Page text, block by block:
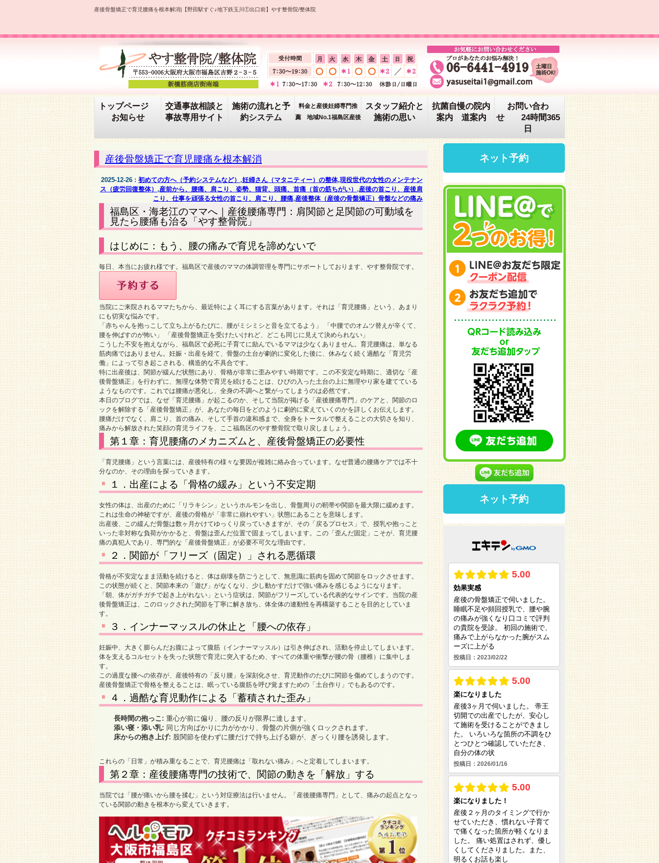
産後骨盤矯正で育児腰痛を根本解消|【野田駅すぐ♪地下鉄玉川①出口前】やす整骨院/整体院
トップページ
お知らせ
交通事故相談と
事故専用サイト
施術の流れと予
約システム
料金と産後妊婦専門推
薦 地域No.1福島区産後
スタッフ紹介と
施術の思い
抗菌自慢の院内
案内 道案内
お問い合わ
せ 24時間365
日
産後骨盤矯正で育児腰痛を根本解消
2025-12-26 : 初めての方へ（予約システムなど） ,妊婦さん（マタニティー）の整体,現役世代の女性のメンテナン
ス（疲労回復整体） ,産前から、腰痛、肩こり、姿勢、猫背、頭痛、首痛（首の筋ちがい） ,産後の首こり、産後肩
こり、仕事を頑張る女性の首こり、肩こり、腰痛,産後整体（産後の骨盤矯正）骨盤などの痛み
福島区・海老江のママへ｜産後腰痛専門：肩関節と足関節の可動域を
見たら腰痛も治る「やす整骨院」
はじめに：もう、腰の痛みで育児を諦めないで
毎日、本当にお疲れ様です。福島区で産後のママの体調管理を専門にサポートしております、やす整骨院です。
当院にご来院されるママたちから、最近特によく耳にする言葉があります。それは「育児腰痛」という、あまり
にも切実な悩みです。
「赤ちゃんを抱っこして立ち上がるたびに、腰がミシミシと音を立てるよう」 「中腰でのオムツ替えが辛くて、
腰を伸ばすのが怖い」 「産後骨盤矯正を受けたいけれど、どこも同じに見えて決められない」
こうした不安を抱えながら、福島区で必死に子育てに励んでいるママは少なくありません。育児腰痛は、単なる
筋肉痛ではありません。妊娠・出産を経て、骨盤の土台が劇的に変化した後に、休みなく続く過酷な「育児労
働」によって引き起こされる、構造的な不具合です。
特に出産後は、関節が緩んだ状態にあり、骨格が非常に歪みやすい時期です。この不安定な時期に、適切な「産
後骨盤矯正」を行わずに、無理な体勢で育児を続けることは、ひびの入った土台の上に無理やり家を建てている
ようなものです。これでは腰痛が悪化し、全身の不調へと繋がってしまうのは必然です。
本日のブログでは、なぜ「育児腰痛」が起こるのか、そして当院が掲げる「産後腰痛専門」のケアと、関節のロ
ックを解除する「産後骨盤矯正」が、あなたの毎日をどのように劇的に変えていくのかを詳しくお伝えします。
腰痛だけでなく、肩こり、首の痛み、そして手首の違和感まで、全身をトータルで整えることの大切さを知り、
痛みから解放された笑顔の育児ライフを、ここ福島区のやす整骨院で取り戻しましょう。
第１章：育児腰痛のメカニズムと、産後骨盤矯正の必要性
「育児腰痛」という言葉には、産後特有の様々な要因が複雑に絡み合っています。なぜ普通の腰痛ケアでは不十
分なのか、その理由を探っていきます。
１．出産による「骨格の緩み」という不安定期
女性の体は、出産のために「リラキシン」というホルモンを出し、骨盤周りの靭帯や関節を最大限に緩めます。
これは生命の神秘ですが、産後の骨格が「非常に崩れやすい」状態にあることを意味します。
出産後、この緩んだ骨盤は数ヶ月かけてゆっくり戻っていきますが、その「戻るプロセス」で、授乳や抱っこと
いった非対称な負荷がかかると、骨盤は歪んだ位置で固まってしまいます。この「歪んだ固定」こそが、育児腰
痛の真犯人であり、専門的な「産後骨盤矯正」が必要不可欠な理由です。
２．関節が「フリーズ（固定）」される悪循環
骨格が不安定なまま活動を続けると、体は崩壊を防ごうとして、無意識に筋肉を固めて関節をロックさせます。
この状態が続くと、関節本来の「遊び」がなくなり、少し動かすだけで強い痛みを感じるようになります。
「朝、体がガチガチで起き上がれない」という症状は、関節がフリーズしている代表的なサインです。当院の産
後骨盤矯正は、このロックされた関節を丁寧に解き放ち、体全体の連動性を再構築することを目的としていま
す。
３．インナーマッスルの休止と「腰への依存」
妊娠中、大きく膨らんだお腹によって腹筋（インナーマッスル）は引き伸ばされ、活動を停止してしまいます。
体を支えるコルセットを失った状態で育児に突入するため、すべての体重や衝撃が腰の骨（腰椎）に集中しま
す。
この過度な腰への依存が、産後特有の「反り腰」を深刻化させ、育児動作のたびに関節を傷めてしまうのです。
産後骨盤矯正で骨格を整えることは、眠っている腹筋を呼び覚ますための「土台作り」でもあるのです。
４．過酷な育児動作による「蓄積された歪み」
長時間の抱っこ: 重心が前に偏り、腰の反りが限界に達します。
添い寝・添い乳: 同じ方向ばかりに力がかかり、骨盤の片側が強くロックされます。
床からの抱き上げ: 股関節を使わずに腰だけで持ち上げる癖が、ぎっくり腰を誘発します。
これらの「日常」が積み重なることで、育児腰痛は「取れない痛み」へと定着してしまいます。
第２章：産後腰痛専門の技術で、関節の動きを「解放」する
当院では「腰が痛いから腰を揉む」という対症療法は行いません。「産後腰痛専門」として、痛みの起点となっ
ている関節の動きを根本から変えていきます。